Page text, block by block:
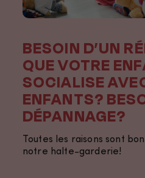
BESOIN D’UN
QUE VOTRE
SOCIALISE
ENFANTS?
DÉPANNAGE?
Toutes les raisons sont
notre halte-garderie!